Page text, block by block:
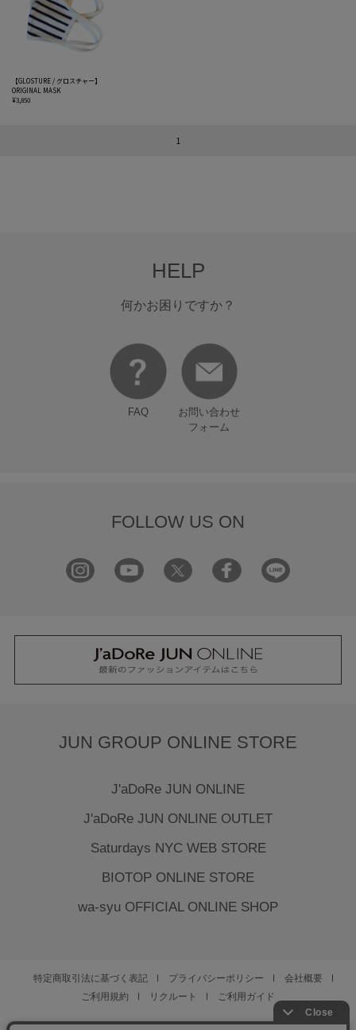
【GLOSTURE / グロスチャー】
ORIGINAL MASK
¥3,850
1
HELP
何かお困りですか？
FAQ
お問い合わせ
フォーム
FOLLOW US ON
JUN GROUP ONLINE STORE
J'aDoRe JUN ONLINE
J'aDoRe JUN ONLINE OUTLET
Saturdays NYC WEB STORE
BIOTOP ONLINE STORE
wa-syu OFFICIAL ONLINE SHOP
特定商取引法に基づく表記 プライバシーポリシー
会社概要
ご利用規約
リクルート ご利用ガイド